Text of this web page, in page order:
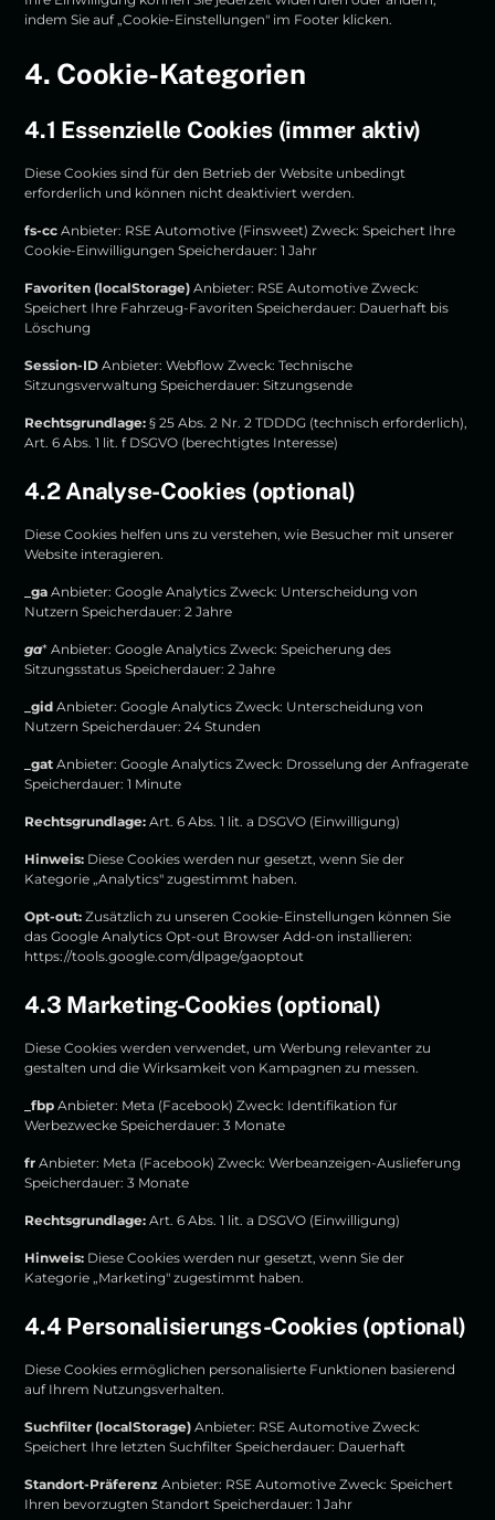
indem Sie auf „Cookie-Einstellungen" im Footer klicken.
4. Cookie-Kategorien
4.1 Essenzielle Cookies (immer aktiv)
Diese Cookies sind für den Betrieb der Website unbedingt
erforderlich und können nicht deaktiviert werden.
fs-cc Anbieter: RSE Automotive (Finsweet) Zweck: Speichert Ihre
Cookie-Einwilligungen Speicherdauer: 1 Jahr
Favoriten (localStorage) Anbieter: RSE Automotive Zweck:
Speichert Ihre Fahrzeug-Favoriten Speicherdauer: Dauerhaft bis
Löschung
Session-ID Anbieter: Webflow Zweck: Technische
Sitzungsverwaltung Speicherdauer: Sitzungsende
Rechtsgrundlage: § 25 Abs. 2 Nr. 2 TDDDG (technisch erforderlich),
Art. 6 Abs. 1 lit. f DSGVO (berechtigtes Interesse)
4.2 Analyse-Cookies (optional)
Diese Cookies helfen uns zu verstehen, wie Besucher mit unserer
Website interagieren.
_ga Anbieter: Google Analytics Zweck: Unterscheidung von
Nutzern Speicherdauer: 2 Jahre
ga* Anbieter: Google Analytics Zweck: Speicherung des
Sitzungsstatus Speicherdauer: 2 Jahre
_gid Anbieter: Google Analytics Zweck: Unterscheidung von
Nutzern Speicherdauer: 24 Stunden
_gat Anbieter: Google Analytics Zweck: Drosselung der Anfragerate
Speicherdauer: 1 Minute
Rechtsgrundlage: Art. 6 Abs. 1 lit. a DSGVO (Einwilligung)
Hinweis: Diese Cookies werden nur gesetzt, wenn Sie der
Kategorie „Analytics" zugestimmt haben.
Opt-out: Zusätzlich zu unseren Cookie-Einstellungen können Sie
das Google Analytics Opt-out Browser Add-on installieren:
https://tools.google.com/dlpage/gaoptout
4.3 Marketing-Cookies (optional)
Diese Cookies werden verwendet, um Werbung relevanter zu
gestalten und die Wirksamkeit von Kampagnen zu messen.
_fbp Anbieter: Meta (Facebook) Zweck: Identifikation für
Werbezwecke Speicherdauer: 3 Monate
fr Anbieter: Meta (Facebook) Zweck: Werbeanzeigen-Auslieferung
Speicherdauer: 3 Monate
Rechtsgrundlage: Art. 6 Abs. 1 lit. a DSGVO (Einwilligung)
Hinweis: Diese Cookies werden nur gesetzt, wenn Sie der
Kategorie „Marketing" zugestimmt haben.
4.4 Personalisierungs-Cookies (optional)
Diese Cookies ermöglichen personalisierte Funktionen basierend
auf Ihrem Nutzungsverhalten.
Suchfilter (localStorage) Anbieter: RSE Automotive Zweck:
Speichert Ihre letzten Suchfilter Speicherdauer: Dauerhaft
Standort-Präferenz Anbieter: RSE Automotive Zweck: Speichert
Ihren bevorzugten Standort Speicherdauer: 1 Jahr